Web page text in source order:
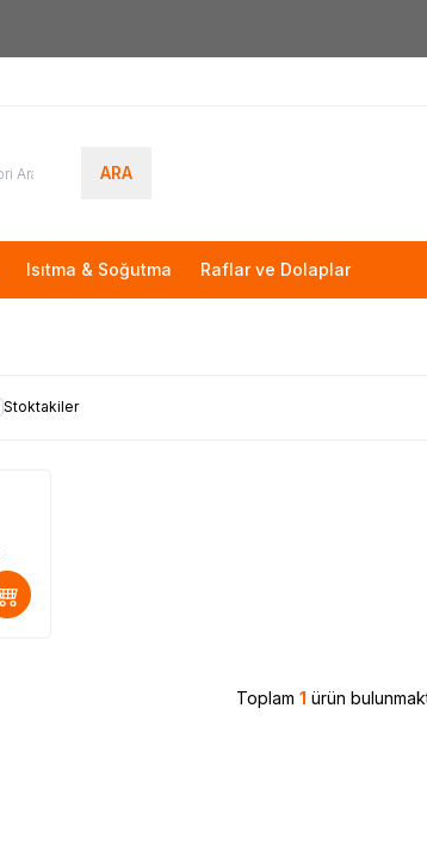
ARA
Isıtma & Soğutma Raflar ve Dolaplar
Stoktakiler
Toplam 1 ürün